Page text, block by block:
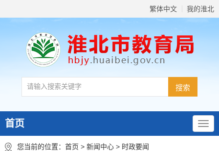
繁体中文 我的淮北
首页
您当前的位置： 首页 > 新闻中心 > 时政要闻